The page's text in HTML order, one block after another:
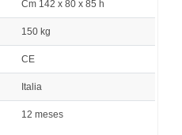
Cm 142 x 80 x 85 h
150 kg
CE
Italia
12 meses